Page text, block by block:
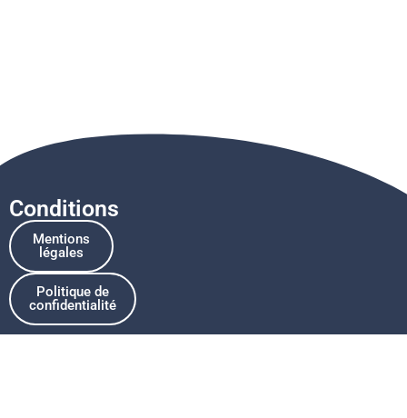
Conditions
Mentions
légales
Politique de
confidentialité